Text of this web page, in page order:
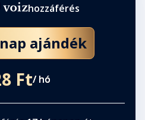
hozzáférés
ajándék
Ft/ hó